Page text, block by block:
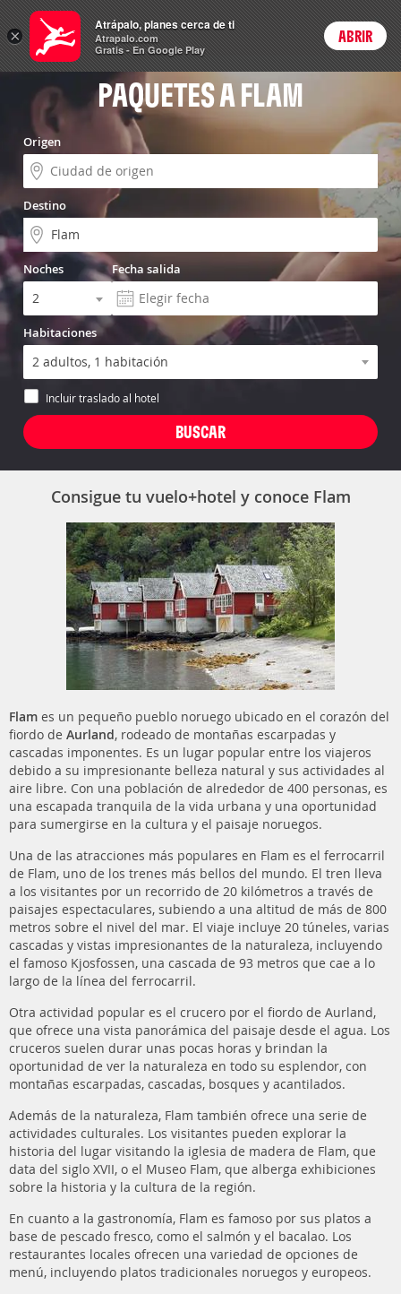
Vuelo+Hotel Login
PAQUETES A FLAM
Origen
Destino
Noches Fecha salida
Habitaciones
Incluir traslado al hotel
Consigue tu vuelo+hotel y conoce Flam
Flam es un pequeño pueblo noruego ubicado en el corazón del
fiordo de Aurland, rodeado de montañas escarpadas y
cascadas imponentes. Es un lugar popular entre los viajeros
debido a su impresionante belleza natural y sus actividades al
aire libre. Con una población de alrededor de 400 personas, es
una escapada tranquila de la vida urbana y una oportunidad
para sumergirse en la cultura y el paisaje noruegos.
Una de las atracciones más populares en Flam es el ferrocarril
de Flam, uno de los trenes más bellos del mundo. El tren lleva
a los visitantes por un recorrido de 20 kilómetros a través de
paisajes espectaculares, subiendo a una altitud de más de 800
metros sobre el nivel del mar. El viaje incluye 20 túneles, varias
cascadas y vistas impresionantes de la naturaleza, incluyendo
el famoso Kjosfossen, una cascada de 93 metros que cae a lo
largo de la línea del ferrocarril.
Otra actividad popular es el crucero por el fiordo de Aurland,
que ofrece una vista panorámica del paisaje desde el agua. Los
cruceros suelen durar unas pocas horas y brindan la
oportunidad de ver la naturaleza en todo su esplendor, con
montañas escarpadas, cascadas, bosques y acantilados.
Además de la naturaleza, Flam también ofrece una serie de
actividades culturales. Los visitantes pueden explorar la
historia del lugar visitando la iglesia de madera de Flam, que
data del siglo XVII, o el Museo Flam, que alberga exhibiciones
sobre la historia y la cultura de la región.
En cuanto a la gastronomía, Flam es famoso por sus platos a
base de pescado fresco, como el salmón y el bacalao. Los
restaurantes locales ofrecen una variedad de opciones de
menú, incluyendo platos tradicionales noruegos y europeos.
×
Atrápalo, planes cerca de ti
Atrapalo.com
Gratis - En Google Play
ABRIR